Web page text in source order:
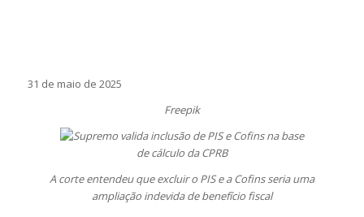
31 de maio de 2025
Freepik
A corte entendeu que excluir o PIS e a Cofins seria uma
ampliação indevida de benefício fiscal